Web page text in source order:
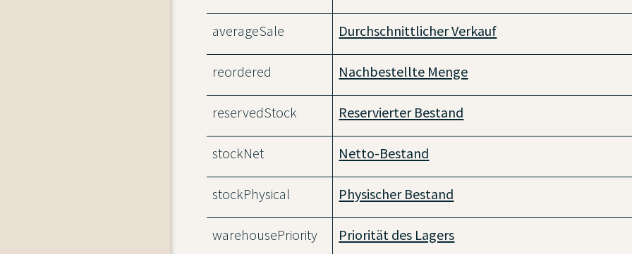
averageSale Durchschnittlicher Verkauf
reordered Nachbestellte Menge
reservedStock Reservierter Bestand
stockNet Netto-Bestand
stockPhysical Physischer Bestand
warehousePriority Priorität des Lagers